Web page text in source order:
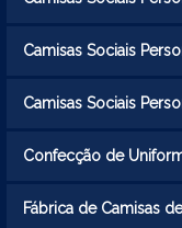
Camisas Sociais
Camisas Sociais
Confecção de
Fábrica de Camisas